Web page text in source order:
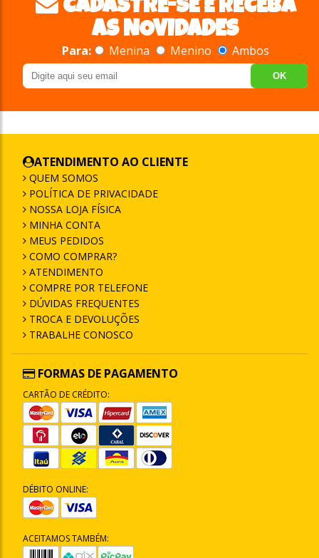
CADASTRE-SE E RECEBA
AS NOVIDADES
Para: Menina Menino Ambos
OK
ATENDIMENTO AO CLIENTE
QUEM SOMOS
POLÍTICA DE PRIVACIDADE
NOSSA LOJA FÍSICA
MINHA CONTA
MEUS PEDIDOS
COMO COMPRAR?
ATENDIMENTO
COMPRE POR TELEFONE
DÚVIDAS FREQUENTES
TROCA E DEVOLUÇÕES
TRABALHE CONOSCO
FORMAS DE PAGAMENTO
CARTÃO DE CRÉDITO:
DÉBITO ONLINE:
ACEITAMOS TAMBÉM: